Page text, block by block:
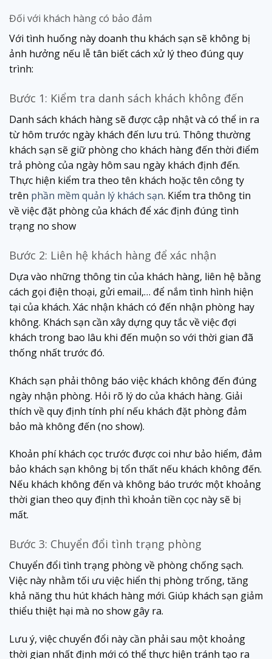
Đối với khách hàng có bảo đảm
Với tình huống này doanh thu khách sạn sẽ không bị
ảnh hưởng nếu lễ tân biết cách xử lý theo đúng quy
trình:
Bước 1: Kiểm tra danh sách khách không đến
Danh sách khách hàng sẽ được cập nhật và có thể in ra
từ hôm trước ngày khách đến lưu trú. Thông thường
khách sạn sẽ giữ phòng cho khách hàng đến thời điểm
trả phòng của ngày hôm sau ngày khách định đến.
Thực hiện kiểm tra theo tên khách hoặc tên công ty
trên phần mềm quản lý khách sạn. Kiểm tra thông tin
về việc đặt phòng của khách để xác định đúng tình
trạng no show
Bước 2: Liên hệ khách hàng để xác nhận
Dựa vào những thông tin của khách hàng, liên hệ bằng
cách gọi điện thoại, gửi email,… để nắm tình hình hiện
tại của khách. Xác nhận khách có đến nhận phòng hay
không. Khách sạn cần xây dựng quy tắc về việc đợi
khách trong bao lâu khi đến muộn so với thời gian đã
thống nhất trước đó.
Khách sạn phải thông báo việc khách không đến đúng
ngày nhận phòng. Hỏi rõ lý do của khách hàng. Giải
thích về quy định tính phí nếu khách đặt phòng đảm
bảo mà không đến (no show).
Khoản phí khách cọc trước được coi như bảo hiểm, đảm
bảo khách sạn không bị tổn thất nếu khách không đến.
Nếu khách không đến và không báo trước một khoảng
thời gian theo quy định thì khoản tiền cọc này sẽ bị
mất.
Bước 3: Chuyển đổi tình trạng phòng
Chuyển đổi tình trạng phòng về phòng chống sạch.
Việc này nhằm tối ưu việc hiển thị phòng trống, tăng
khả năng thu hút khách hàng mới. Giúp khách sạn giảm
thiểu thiệt hại mà no show gây ra.
Lưu ý, việc chuyển đổi này cần phải sau một khoảng
thời gian nhất định mới có thể thực hiện tránh tạo ra